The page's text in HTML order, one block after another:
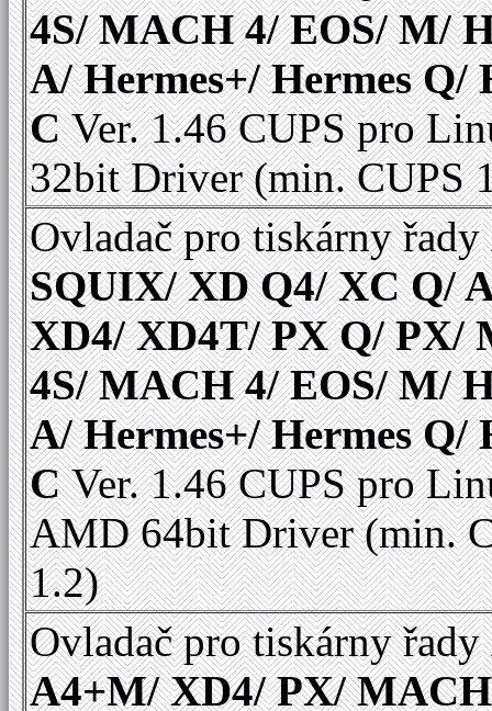
4S/ MACH 4/ EOS/ M/
A/ Hermes+/ Hermes Q/
CVer. 1.46 CUPS pro
32bit Driver (min. CUPS
Ovladač pro tiskárny řady
SQUIX/ XD Q4/ XC Q/
XD4/ XD4T/ PX Q/ PX/
4S/ MACH 4/ EOS/ M/
A/ Hermes+/ Hermes Q/
CVer. 1.46 CUPS pro
AMD 64bit Driver (min.
1.2)
Ovladač pro tiskárny řady
A4+M/ XD4/ PX/